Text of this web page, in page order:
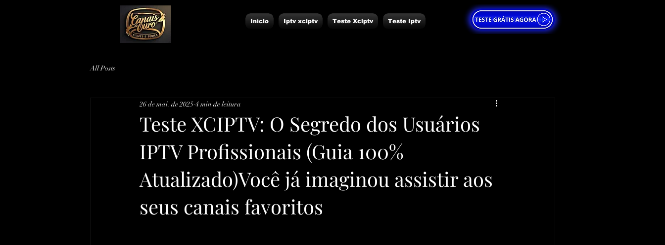
Início Iptv xciptv Teste Xciptv Teste Iptv
All Posts
Teste XCIPTV: O Segredo dos Usuários
IPTV Profissionais (Guia 100%
Atualizado)Você já imaginou assistir aos
seus canais favoritos
26 de mai. de 2025 4 min de leitura